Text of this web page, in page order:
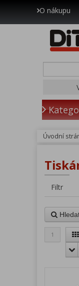
O nákupu
Úvodní
Filtr
1